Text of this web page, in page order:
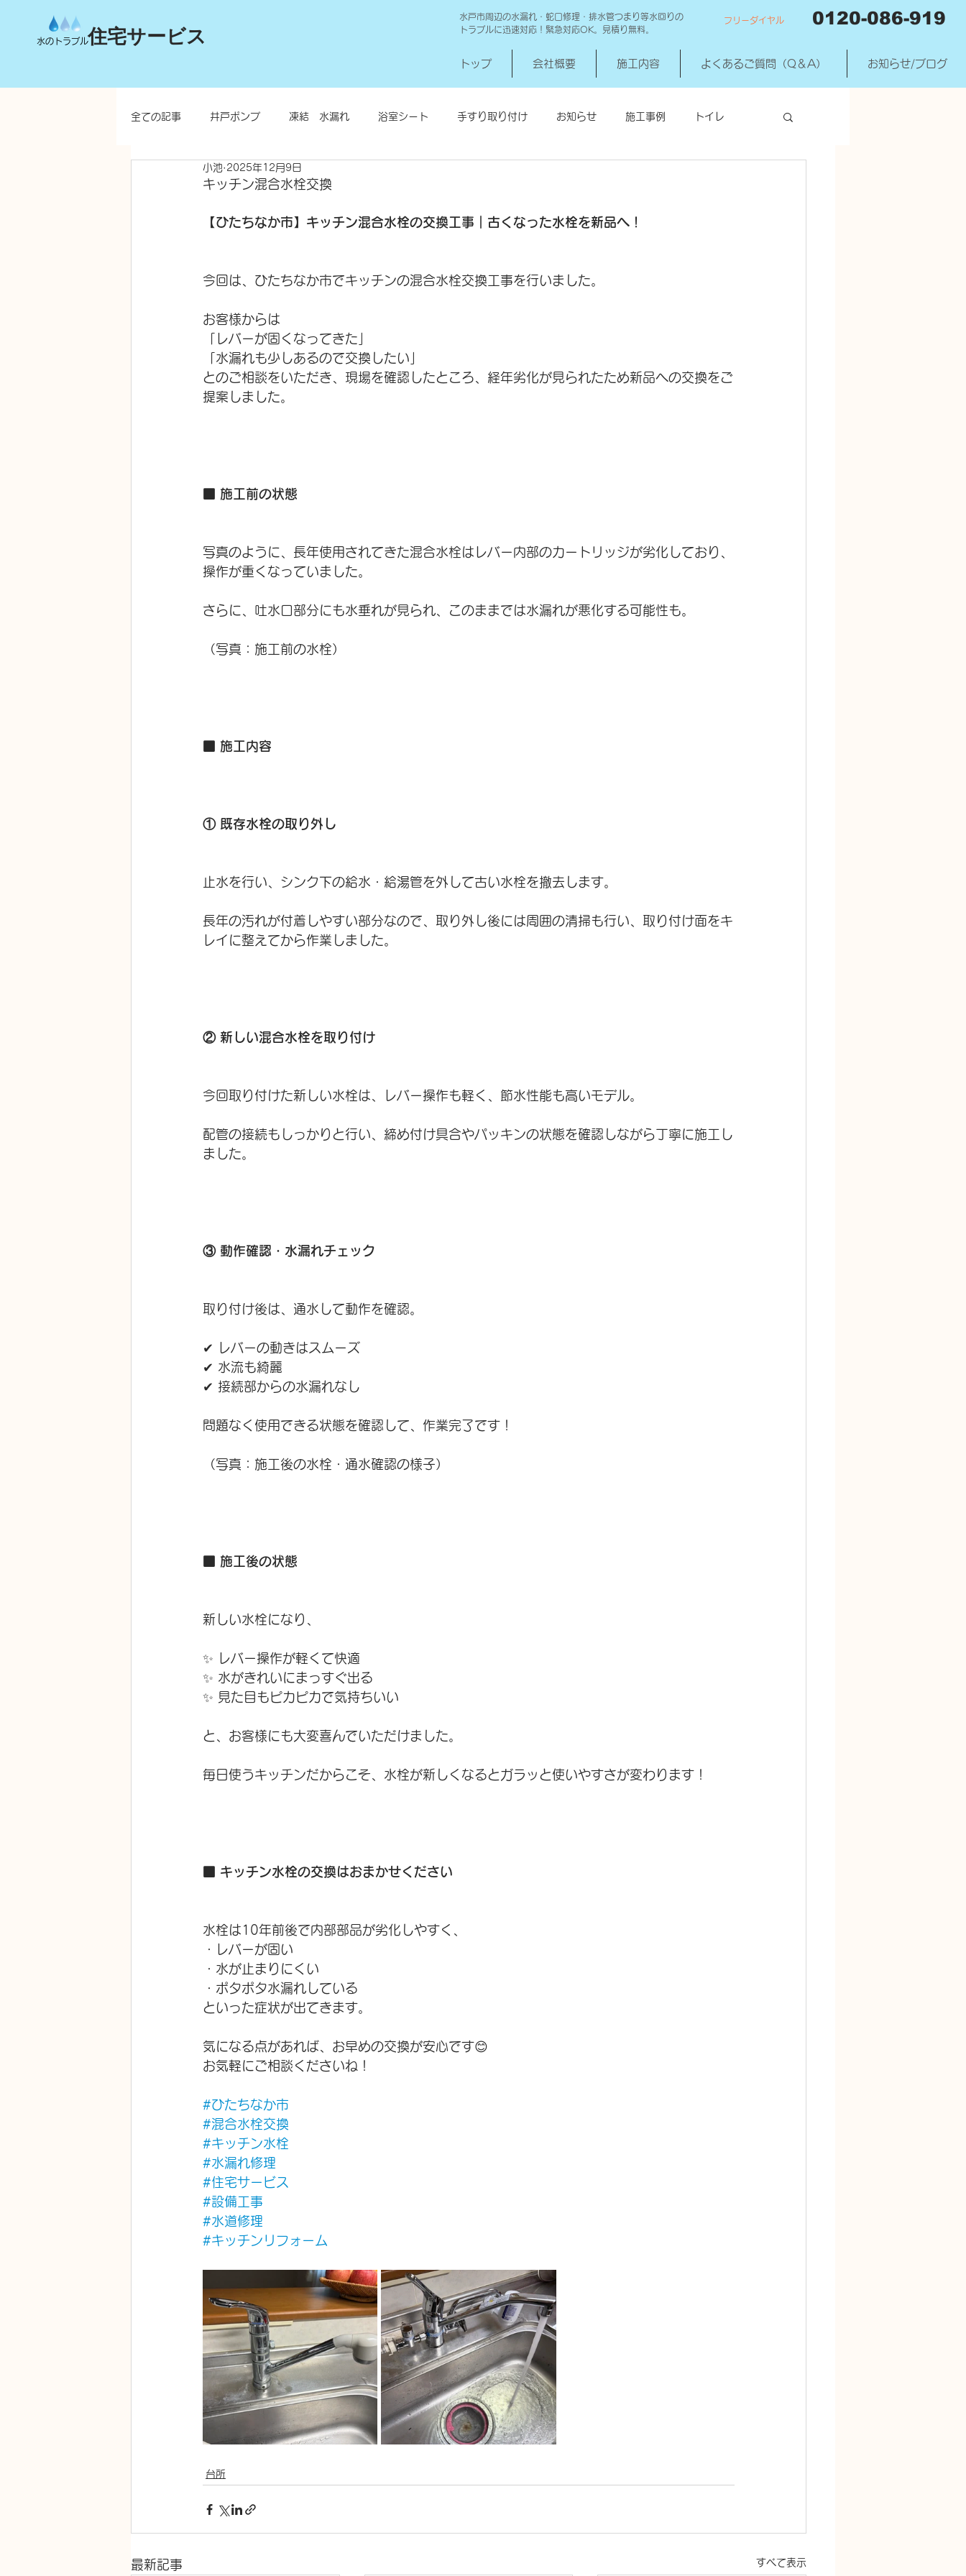
水のトラブル住宅サービス
水戸市周辺の水漏れ・蛇口修理・排水管つまり等水回りの
トラブルに迅速対応！緊急対応OK。見積り無料。
フリーダイヤル 0120-086-919
トップ 会社概要 施工内容 よくあるご質問（Q＆A） お知らせ/ブログ
全ての記事 井戸ポンプ 凍結 水漏れ 浴室シート 手すり取り付け お知らせ 施工事例 トイレ
洗面所 お風呂
水栓柱・不凍水栓柱
キッチン混合水栓交換
小池 2025年12月9日
【ひたちなか市】キッチン混合水栓の交換工事｜古くなった水栓を新品へ！
今回は、ひたちなか市でキッチンの混合水栓交換工事を行いました。
お客様からは
「レバーが固くなってきた」
「水漏れも少しあるので交換したい」
とのご相談をいただき、現場を確認したところ、経年劣化が見られたため新品への交換をご
提案しました。
■ 施工前の状態
写真のように、長年使用されてきた混合水栓はレバー内部のカートリッジが劣化しており、
操作が重くなっていました。
さらに、吐水口部分にも水垂れが見られ、このままでは水漏れが悪化する可能性も。
（写真：施工前の水栓）
■ 施工内容
① 既存水栓の取り外し
止水を行い、シンク下の給水・給湯管を外して古い水栓を撤去します。
長年の汚れが付着しやすい部分なので、取り外し後には周囲の清掃も行い、取り付け面をキ
レイに整えてから作業しました。
② 新しい混合水栓を取り付け
今回取り付けた新しい水栓は、レバー操作も軽く、節水性能も高いモデル。
配管の接続もしっかりと行い、締め付け具合やパッキンの状態を確認しながら丁寧に施工し
ました。
③ 動作確認・水漏れチェック
取り付け後は、通水して動作を確認。
✔ レバーの動きはスムーズ
✔ 水流も綺麗
✔ 接続部からの水漏れなし
問題なく使用できる状態を確認して、作業完了です！
（写真：施工後の水栓・通水確認の様子）
■ 施工後の状態
新しい水栓になり、
✨ レバー操作が軽くて快適
✨ 水がきれいにまっすぐ出る
✨ 見た目もピカピカで気持ちいい
と、お客様にも大変喜んでいただけました。
毎日使うキッチンだからこそ、水栓が新しくなるとガラッと使いやすさが変わります！
■ キッチン水栓の交換はおまかせください
水栓は10年前後で内部部品が劣化しやすく、
・レバーが固い
・水が止まりにくい
・ポタポタ水漏れしている
といった症状が出てきます。
気になる点があれば、お早めの交換が安心です😊
お気軽にご相談くださいね！
#ひたちなか市
#混合水栓交換
#キッチン水栓
#水漏れ修理
#住宅サービス
#設備工事
#水道修理
#キッチンリフォーム
台所
最新記事 すべて表示